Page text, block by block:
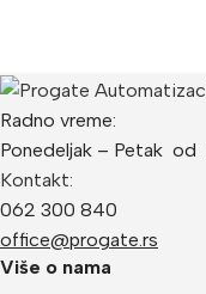
Radno vreme:
Ponedeljak – Petak od
Kontakt:
062 300 840
office@progate.rs
Više o nama